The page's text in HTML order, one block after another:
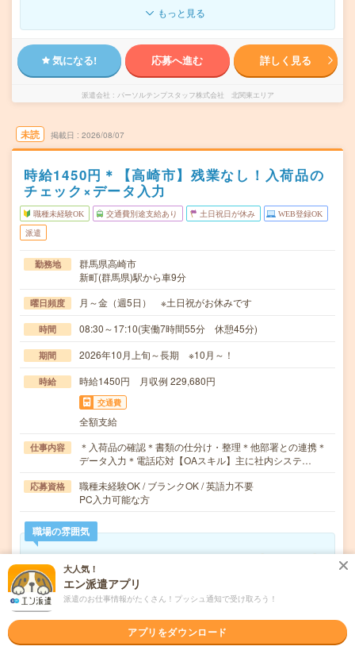
もっと見る
気になる! 応募へ進む 詳しく見る
派遣会社 パーソルテンプスタッフ株式会社 北関東エリア
未読 掲載日 2026/08/07
時給1450円＊【高崎市】残業なし！入荷品の
チェック×データ入力
職種未経験OK 交通費別途支給あり 土日祝日が休み WEB登録OK
派遣
勤務地
群馬県高崎市
新町(群馬県)駅から車9分
曜日頻度 月～金（週5日） ※土日祝がお休みです
時間 08:30～17:10(実働7時間55分 休憩45分)
期間 2026年10月上旬～長期 ※10月～！
時給 時給1450円 月収例 229,680円
交通費
全額支給
仕事内容
＊入荷品の確認＊書類の仕分け・整理＊他部署との連携＊
データ入力＊電話応対【OAスキル】主に社内システ…
応募資格
職種未経験OK / ブランクOK / 英語力不要
PC入力可能な方
職場の雰囲気
年齢層
20代
男女比率
女性
男性
もっと見る
大人気！
エン派遣アプリ
派遣のお仕事情報がたくさん！プッシュ通知で受け取ろう！
アプリをダウンロード